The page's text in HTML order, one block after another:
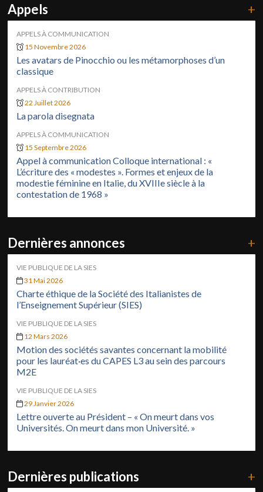
Appels +
APPELS À COMMUNICATION
15 Novembre 2026
Les avatars de Pinocchio ou les métamorphoses d’un
classique
APPELS À CONTRIBUTION
22 Juillet 2026
La parola disegnata
APPELS À COMMUNICATION
15 Septembre 2026
Appel à communication Colloque international : «
L’écriture des « modestes ». Formes et enjeux de la
modestie féminine en Italie, du XVIIIe siècle à la
contestation de 1968 »
Dernières annonces +
VIE PUBLIQUE DE LA SIES
31 Mai 2026
Charte éthique de la Société des Italianistes de
l’Enseignement Supérieur (SIES)
VIE PUBLIQUE DE LA SIES
12 Mars 2026
Motion des sociétés savantes concernant la mobilité
pour les lauréat·es du CAPES L3 au sein des parcours
M2E
VIE PUBLIQUE DE LA SIES
29 Janvier 2026
Lettre ouverte au Président – « On meurt dans vos
Universités. On meurt dans mon Université. »
Dernières publications +